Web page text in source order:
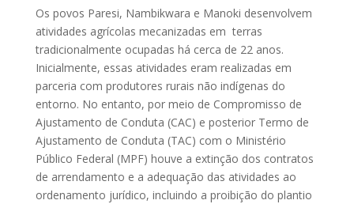
Os povos Paresi, Nambikwara e Manoki desenvolvem
atividades agrícolas mecanizadas em terras
tradicionalmente ocupadas há cerca de 22 anos.
Inicialmente, essas atividades eram realizadas em
parceria com produtores rurais não indígenas do
entorno. No entanto, por meio de Compromisso de
Ajustamento de Conduta (CAC) e posterior Termo de
Ajustamento de Conduta (TAC) com o Ministério
Público Federal (MPF) houve a extinção dos contratos
de arrendamento e a adequação das atividades ao
ordenamento jurídico, incluindo a proibição do plantio